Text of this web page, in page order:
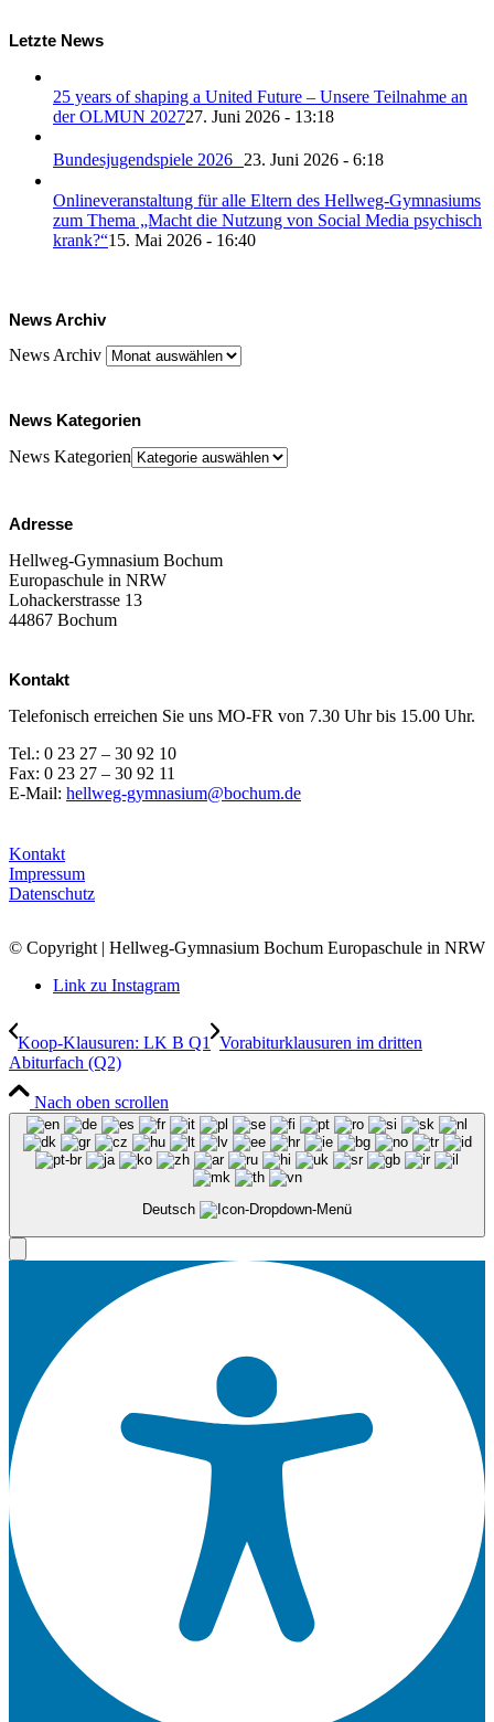
Letzte News
25 years of shaping a United Future – Unsere Teilnahme an
der OLMUN 202727. Juni 2026 - 13:18
Bundesjugendspiele 2026 23. Juni 2026 - 6:18
Onlineveranstaltung für alle Eltern des Hellweg-Gymnasiums
zum Thema „Macht die Nutzung von Social Media psychisch
krank?“15. Mai 2026 - 16:40
News Archiv
News Archiv
News Kategorien
News Kategorien
Adresse
Hellweg-Gymnasium Bochum
Europaschule in NRW
Lohackerstrasse 13
44867 Bochum
Kontakt
Telefonisch erreichen Sie uns MO-FR von 7.30 Uhr bis 15.00 Uhr.
Tel.: 0 23 27 – 30 92 10
Fax: 0 23 27 – 30 92 11
E-Mail: hellweg-gymnasium@bochum.de
Kontakt
Impressum
Datenschutz
© Copyright | Hellweg-Gymnasium Bochum Europaschule in NRW
Link zu Instagram
Koop-Klausuren: LK B Q1
Vorabiturklausuren im dritten
Abiturfach (Q2)
Nach oben scrollen
Deutsch